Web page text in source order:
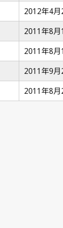
2012年4月
2011年8月
2011年8月
2011年9月
2011年8月